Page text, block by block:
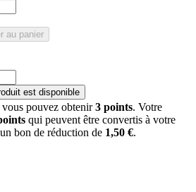
au panier
est disponible
pouvez obtenir3 points. Votre
qui peuvent être convertis à votre
bon de réduction de 1,50 €.